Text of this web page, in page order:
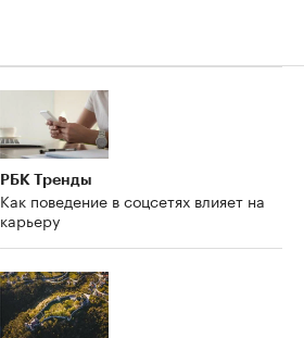
РБК Тренды
Как поведение в соцсетях влияет на
карьеру